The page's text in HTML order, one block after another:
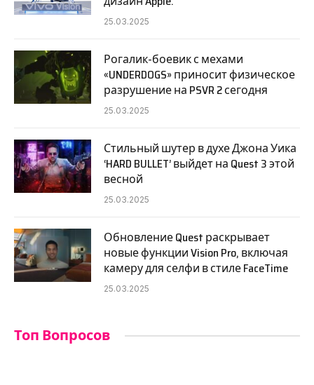
25.03.2025
Рогалик-боевик с мехами
«UNDERDOGS» приносит физическое
разрушение на PSVR 2 сегодня
25.03.2025
Стильный шутер в духе Джона Уика
‘HARD BULLET’ выйдет на Quest 3 этой
весной
25.03.2025
Обновление Quest раскрывает
новые функции Vision Pro, включая
камеру для селфи в стиле FaceTime
25.03.2025
Топ Вопросов